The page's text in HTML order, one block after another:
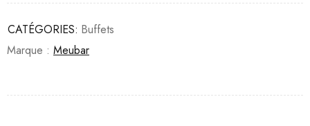
CATÉGORIES: Buffets
Marque : Meubar